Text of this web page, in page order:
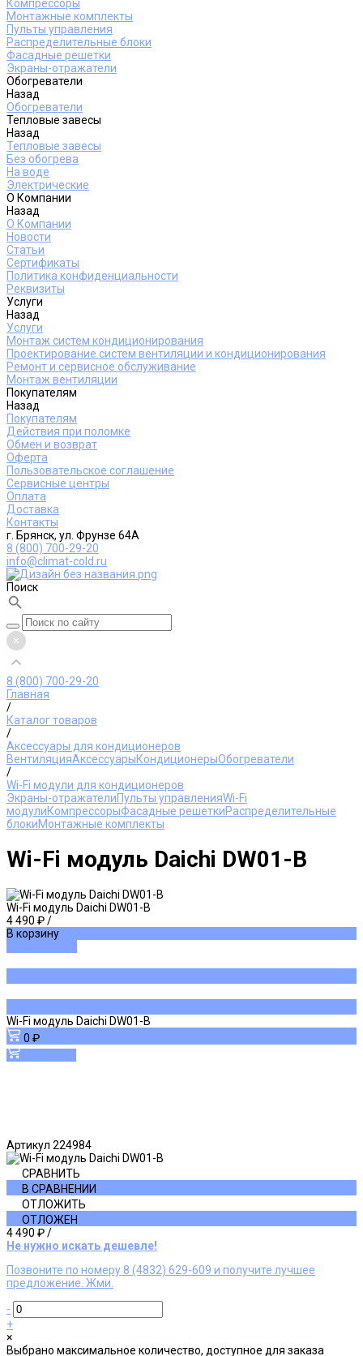
Компрессоры
Монтажные комплекты
Пульты управления
Распределительные блоки
Фасадные решетки
Экраны-отражатели
Обогреватели
Назад
Обогреватели
Тепловые завесы
Назад
Тепловые завесы
Без обогрева
На воде
Электрические
О Компании
Назад
О Компании
Новости
Статьи
Сертификаты
Политика конфиденциальности
Реквизиты
Услуги
Назад
Услуги
Монтаж систем кондиционирования
Проектирование систем вентиляции и кондиционирования
Ремонт и сервисное обслуживание
Монтаж вентиляции
Покупателям
Назад
Покупателям
Действия при поломке
Обмен и возврат
Оферта
Пользовательское соглашение
Сервисные центры
Оплата
Доставка
Контакты
г. Брянск, ул. Фрунзе 64А
8 (800) 700-29-20
info@climat-cold.ru
Поиск
8 (800) 700-29-20
Главная
/
Каталог товаров
/
Аксессуары для кондиционеров
ВентиляцияАксессуарыКондиционерыОбогреватели
/
Wi-Fi модули для кондиционеров
Экраны-отражателиПульты управленияWi-Fi
модулиКомпрессорыФасадные решеткиРаспределительные
блокиМонтажные комплекты
Wi-Fi модуль Daichi DW01-B
Wi-Fi модуль Daichi DW01-B
4 490 ₽/
В корзину
Wi-Fi модуль Daichi DW01-B
0 ₽
Артикул 224984
СРАВНИТЬ
В СРАВНЕНИИ
ОТЛОЖИТЬ
ОТЛОЖЕН
4 490 ₽/
Не нужно искать дешевле!
Позвоните по номеру 8 (4832) 629-609 и получите лучшее
предложение. Жми.
-
+
×
Выбрано максимальное количество, доступное для заказа